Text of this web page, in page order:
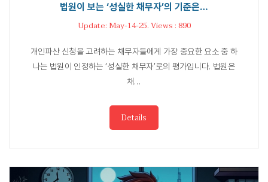
법원이 보는 ‘성실한 채무자’의 기준은…
Update: May-14-25. Views : 890
개인파산 신청을 고려하는 채무자들에게 가장 중요한 요소 중 하
나는 법원이 인정하는 ‘성실한 채무자’로의 평가입니다. 법원은
채…
Details